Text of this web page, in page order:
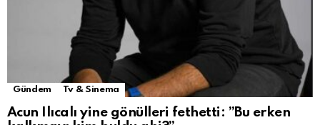
Gündem Tv & Sinema
Acun Ilıcalı yine gönülleri fethetti: ”Bu erken